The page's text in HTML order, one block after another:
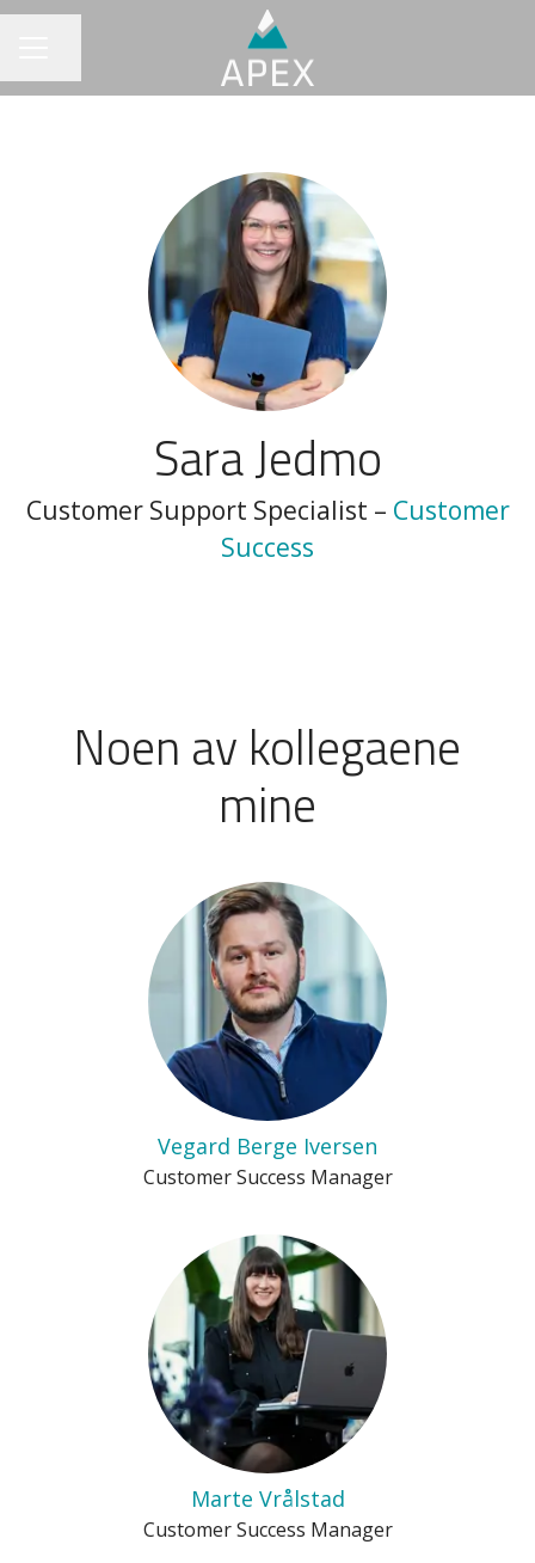
Sara Jedmo
Customer Support Specialist – Customer
Success
Noen av kollegaene
mine
Vegard Berge Iversen
Customer Success Manager
Marte Vrålstad
Customer Success Manager